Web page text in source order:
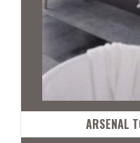
ARSENAL